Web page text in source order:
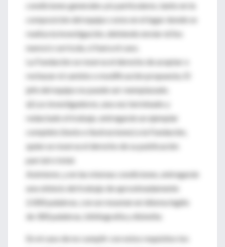
condiciones generales y/o particulares, tanto en la
composición del equipo como en el lugar donde se
realiza la investigación, debiendo enviar el/los
nuevo/s curricula, si fuera el caso.
La Fundación se reserva el derecho de aceptar o
rechazar el cambio o modificación propuesta. El
jefe del equipo no puede ser reemplazado.
c) Los investigadores, una vez terminado y
redactado el trabajo, entregarán un ejemplar
completo (texto e ilustraciones) a la Fundación,
quien se reserva el derecho de su publicación
parcial o total.
Asimismo, y en las mismas condiciones, entregarán
una síntesis del trabajo de aproximadamente
2.000 palabras, con un resumen en idioma inglés
de 300 palabras, bibliografía y diskette.
En el caso de no cumplir con estos requisitos los